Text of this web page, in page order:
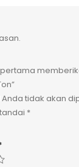
tidak akan
*